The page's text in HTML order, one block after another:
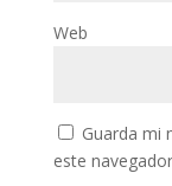
Web
Guarda mi
este